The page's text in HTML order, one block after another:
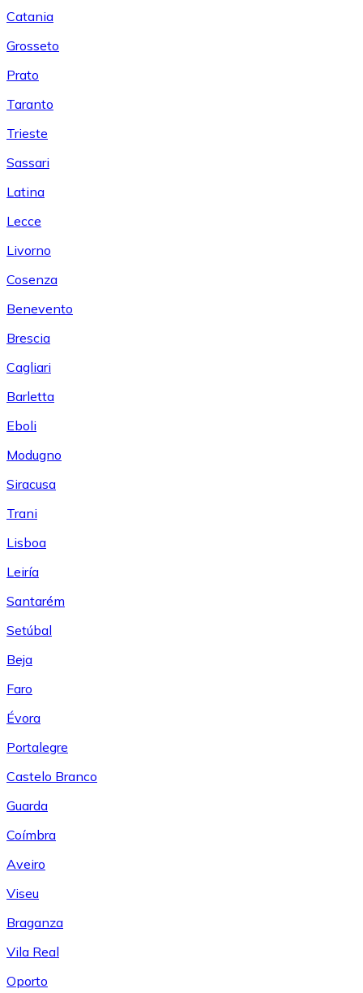
Catania
Grosseto
Prato
Taranto
Trieste
Sassari
Latina
Lecce
Livorno
Cosenza
Benevento
Brescia
Cagliari
Barletta
Eboli
Modugno
Siracusa
Trani
Lisboa
Leiría
Santarém
Setúbal
Beja
Faro
Évora
Portalegre
Castelo Branco
Guarda
Coímbra
Aveiro
Viseu
Braganza
Vila Real
Oporto